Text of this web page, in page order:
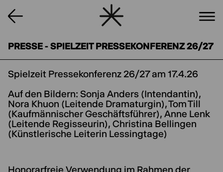
PRESSE - SPIELZEIT PRESSEKONFERENZ 26/27
Spielzeit Pressekonferenz 26/27 am 17.4.26
Auf den Bildern: Sonja Anders (Intendantin),
Nora Khuon (Leitende Dramaturgin), Tom Till
(Kaufmännischer Geschäftsführer), Anne Lenk
(Leitende Regisseurin), Christina Bellingen
(Künstlerische Leiterin Lessingtage)